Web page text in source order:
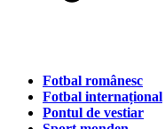
Fotbal românesc
Fotbal internațional
Pontul de vestiar